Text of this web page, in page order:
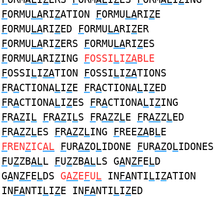
FORMULARIZATION FORMULARIZE
FORMULARIZED FORMULARIZER
FORMULARIZERS FORMULARIZES
FORMULARIZING FOSSILIZABLE
FOSSILIZATION FOSSILIZATIONS
FRACTIONALIZE FRACTIONALIZED
FRACTIONALIZES FRACTIONALIZING
FRAZIL FRAZILS FRAZZLE FRAZZLED
FRAZZLES FRAZZLING FREEZABLE
FRENZICAL FURAZOLIDONE FURAZOLIDONES
FUZZBALL FUZZBALLS GANZFELD
GANZFELDS GAZEFUL INFANTILIZATION
INFANTILIZE INFANTILIZED